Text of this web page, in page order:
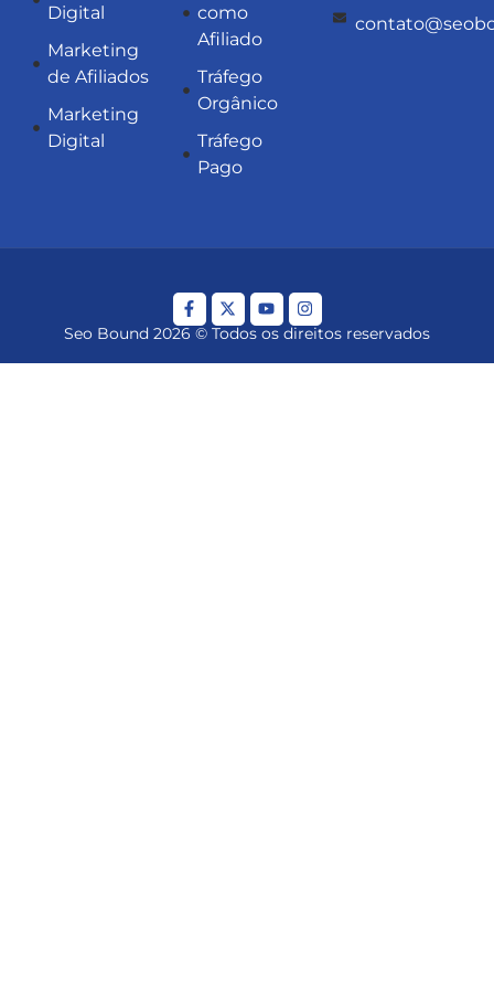
Digital
Marketing
de Afiliados
Marketing
Digital
como
Afiliado
Tráfego
Orgânico
Tráfego
Pago
Seo Bound 2026 © Todos os direitos reservados